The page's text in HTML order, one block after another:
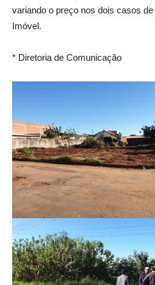
variando o preço nos dois casos
Imóvel.
* Diretoria de Comunicação